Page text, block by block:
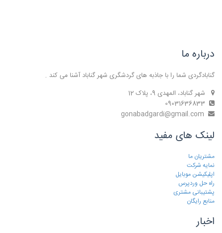
درباره ما
گنابادگردی شما را با جاذبه های گردشگری شهر گناباد آشنا می کند .
شهر گناباد، المهدی 9، پلاک 12
لینک های مفید
مشتریان ما
نمایه شرکت
اپلیکیشن موبایل
راه حل وردپرس
پشتیبانی مشتری
منابع رایگان
اخبار